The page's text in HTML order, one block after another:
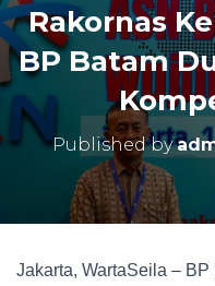
Rakornas
BP Batam
Published by
Jakarta, WartaSeila –